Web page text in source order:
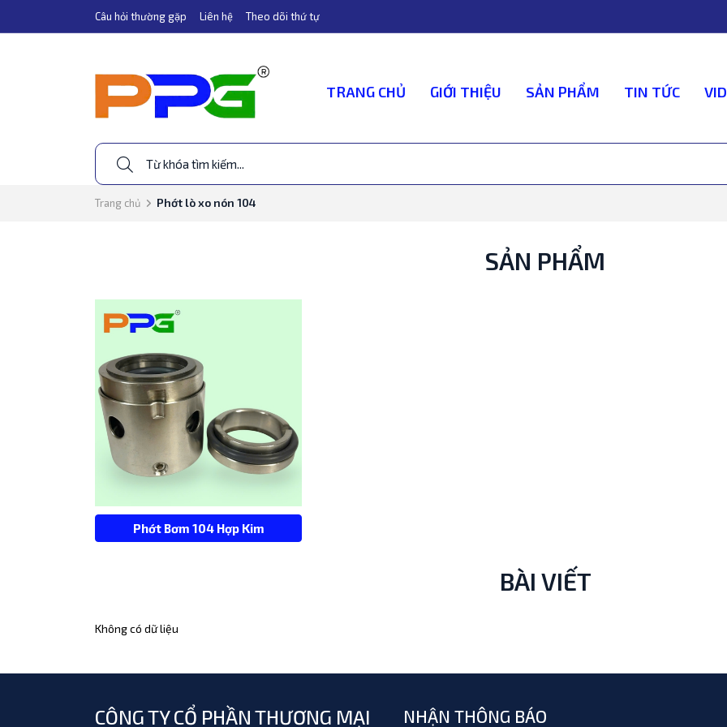
Câu hỏi thường gặp Liên hệ Theo dõi thứ tự
TRANG CHỦ GIỚI THIỆU SẢN PHẨM TIN TỨC
Trang chủ Phớt lò xo nón 104
SẢN PHẨM
Phớt Bơm 104 Hợp Kim
BÀI VIẾT
Không có dữ liệu
CÔNG TY CỔ PHẦN THƯƠNG MẠI NHẬN THÔNG BÁO